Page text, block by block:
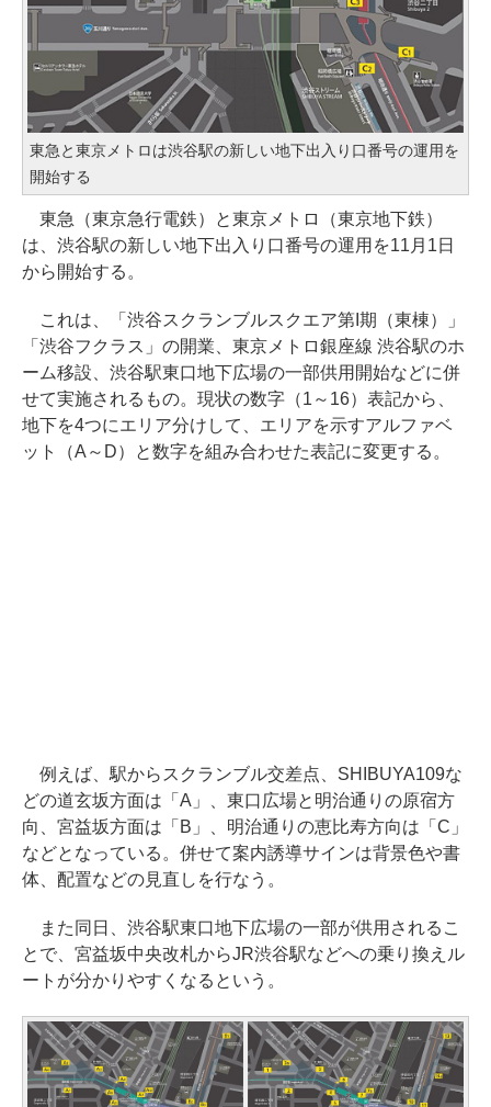
東急と東京メトロは渋谷駅の新しい地下出入り口番号の運用を
開始する
東急（東京急行電鉄）と東京メトロ（東京地下鉄）
は、渋谷駅の新しい地下出入り口番号の運用を11月1日
から開始する。
これは、「渋谷スクランブルスクエア第I期（東棟）」
「渋谷フクラス」の開業、東京メトロ銀座線 渋谷駅のホ
ーム移設、渋谷駅東口地下広場の一部供用開始などに併
せて実施されるもの。現状の数字（1～16）表記から、
地下を4つにエリア分けして、エリアを示すアルファベ
ット（A～D）と数字を組み合わせた表記に変更する。
例えば、駅からスクランブル交差点、SHIBUYA109な
どの道玄坂方面は「A」、東口広場と明治通りの原宿方
向、宮益坂方面は「B」、明治通りの恵比寿方向は「C」
などとなっている。併せて案内誘導サインは背景色や書
体、配置などの見直しを行なう。
また同日、渋谷駅東口地下広場の一部が供用されるこ
とで、宮益坂中央改札からJR渋谷駅などへの乗り換えル
ートが分かりやすくなるという。